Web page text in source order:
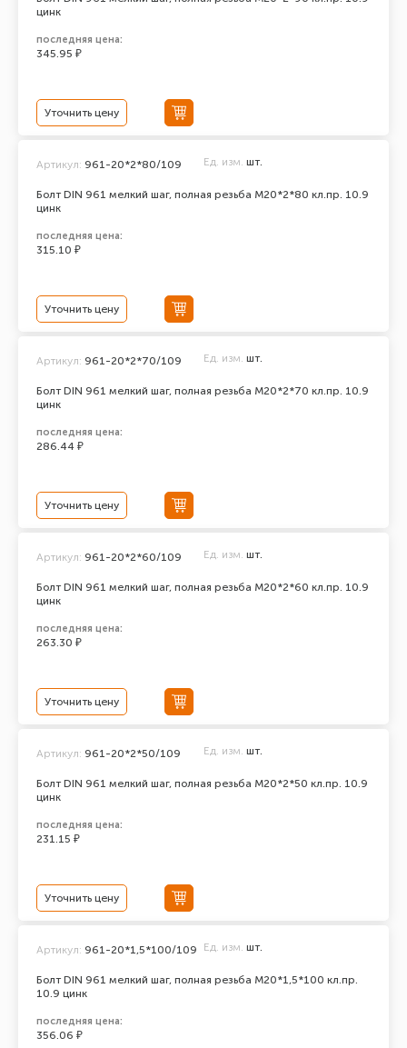
цинк
последняя цена:
345.95 ₽
Уточнить цену
Болт DIN 961 мелкий шаг, полная резьба M20*2*80 кл.пр. 10.9
цинк
Артикул: 961-20*2*80/109 Ед. изм. шт.
последняя цена:
315.10 ₽
Уточнить цену
Болт DIN 961 мелкий шаг, полная резьба M20*2*70 кл.пр. 10.9
цинк
Артикул: 961-20*2*70/109 Ед. изм. шт.
последняя цена:
286.44 ₽
Уточнить цену
Болт DIN 961 мелкий шаг, полная резьба M20*2*60 кл.пр. 10.9
цинк
Артикул: 961-20*2*60/109 Ед. изм. шт.
последняя цена:
263.30 ₽
Уточнить цену
Болт DIN 961 мелкий шаг, полная резьба M20*2*50 кл.пр. 10.9
цинк
Артикул: 961-20*2*50/109 Ед. изм. шт.
последняя цена:
231.15 ₽
Уточнить цену
Болт DIN 961 мелкий шаг, полная резьба M20*1,5*100 кл.пр.
10.9 цинк
Артикул: 961-20*1,5*100/109 Ед. изм. шт.
последняя цена:
356.06 ₽